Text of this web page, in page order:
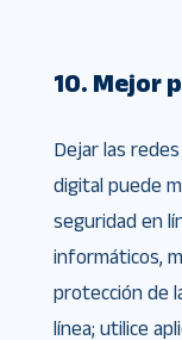
10. Mejor
Dejar las
digital puede
seguridad en
informáticos,
protección de
línea; utilice